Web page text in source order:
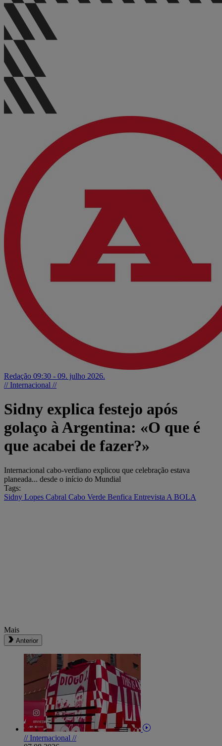
Redação 09:30 - 09. julho 2026.
// Internacional //
Sidny explica festejo após
golaço à Argentina: «O que é
que acabei de fazer?»
Internacional cabo-verdiano explicou que celebração estava
planeada... desde o início do Mundial
Tags:
Sidny Lopes Cabral Cabo Verde Benfica Entrevista A BOLA
Mais
Anterior
// Internacional //